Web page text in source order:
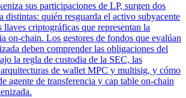
sus participaciones de LP, surgen dos
distintas: quién resguarda el activo subyacente
llaves criptográficas que representan la
on-chain. Los gestores de fondos que evalúan
deben comprender las obligaciones del
la regla de custodia de la SEC, las
de wallet MPC y multisig, y cómo
agente de transferencia y cap table on-chain